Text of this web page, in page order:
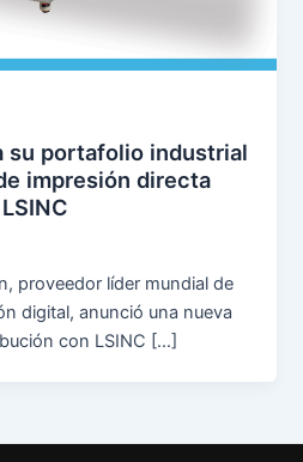
su portafolio industrial
impresión directa
proveedor líder mundial de
digital, anunció una nueva
con LSINC […]